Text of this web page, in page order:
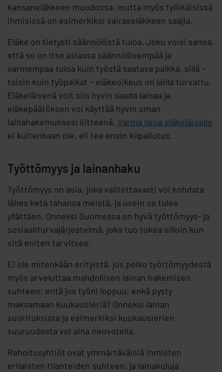
kansaneläkkeen muodossa, mutta myös työikäisissä
ihmisissä on esimerkiksi sairaseläkkeen saajia.
Eläke on tietysti säännöllistä tuloa. Joku voisi sanoa,
että se on itse asiassa säännöllisempää ja
varmempaa tuloa kuin työstä saatava palkka, sillä –
toisin kuin työpaikat – eläkeoikeus on lailla turvattu.
Eläkeläisenä voit siis hyvin saada lainaa ja
eläkepäätöksen voi käyttää hyvin oman
lainahakemuksesi liitteenä. Varma laina eläkeläiselle
ei kuitenkaan ole, eli tee ensin kilpailutus.
Työttömyys ja lainanhaku
Työttömyys on asia, joka valitettavasti voi kohdata
lähes ketä tahansa meistä, ja usein se tulee
yllättäen. Onneksi Suomessa on hyvä työttömyys- ja
sosiaaliturvajärjestelmä, joka tuo tukea silloin kun
sitä eniten tarvitsee.
Ei ole mitenkään erityistä, jos pelko työttömyydestä
myös arveluttaa mahdollisen lainan hakemisen
suhteen: entä jos työni loppuu, enkä pysty
maksamaan kuukausieriä? Onneksi lainan
suorituksista ja esimerkiksi kuukausierien
suuruudesta voi aina neuvotella.
Rahoitusyhtiöt ovat ymmärtäväisiä ihmisten
erilaisten tilanteiden suhteen, ja lainakuluja